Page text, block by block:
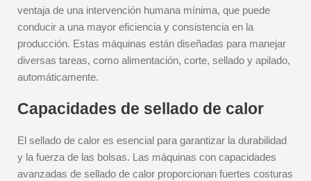
ventaja de una intervención humana mínima, que puede
conducir a una mayor eficiencia y consistencia en la
producción. Estas máquinas están diseñadas para manejar
diversas tareas, como alimentación, corte, sellado y apilado,
automáticamente.
Capacidades de sellado de calor
El sellado de calor es esencial para garantizar la durabilidad
y la fuerza de las bolsas. Las máquinas con capacidades
avanzadas de sellado de calor proporcionan fuertes costuras